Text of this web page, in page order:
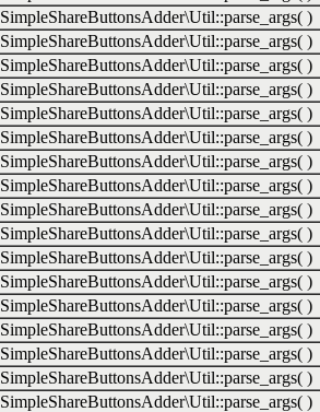
SimpleShareButtonsAdder\Util::parse_args( )
SimpleShareButtonsAdder\Util::parse_args( )
SimpleShareButtonsAdder\Util::parse_args( )
SimpleShareButtonsAdder\Util::parse_args( )
SimpleShareButtonsAdder\Util::parse_args( )
SimpleShareButtonsAdder\Util::parse_args( )
SimpleShareButtonsAdder\Util::parse_args( )
SimpleShareButtonsAdder\Util::parse_args( )
SimpleShareButtonsAdder\Util::parse_args( )
SimpleShareButtonsAdder\Util::parse_args( )
SimpleShareButtonsAdder\Util::parse_args( )
SimpleShareButtonsAdder\Util::parse_args( )
SimpleShareButtonsAdder\Util::parse_args( )
SimpleShareButtonsAdder\Util::parse_args( )
SimpleShareButtonsAdder\Util::parse_args( )
SimpleShareButtonsAdder\Util::parse_args( )
SimpleShareButtonsAdder\Util::parse_args( )